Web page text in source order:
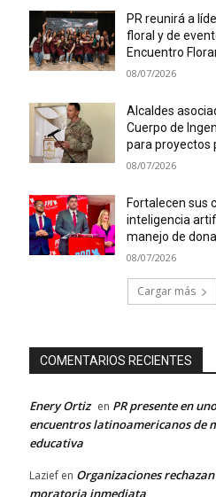
PR reunirá a
floral y de
Encuentro
08/07/2026
Alcaldes
Cuerpo de
para proyectos
08/07/2026
Fortalecen sus
inteligencia
manejo de
08/07/2026
Cargar más
COMENTARIOS RECIENTES
Enery Ortiz en PR presente en
encuentros latinoamericanos de
educativa
Lazief en Organizaciones rechazan
moratoria inmediata